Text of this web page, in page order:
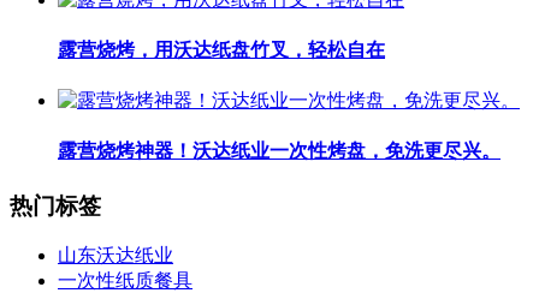
露营烧烤，用沃达纸盘竹叉，轻松自在
露营烧烤神器！沃达纸业一次性烤盘，免洗更尽兴。
热门标签
山东沃达纸业
一次性纸质餐具